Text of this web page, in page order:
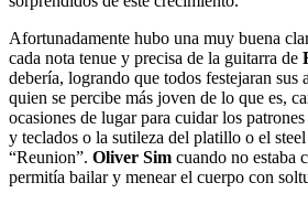
Afortunadamente hubo una muy buena
cada nota tenue y precisa de la guitarra de
debería, logrando que todos festejaran sus
quien se percibe más joven de lo que es,
ocasiones de lugar para cuidar los
y teclados o la sutileza del platillo o el
“Reunion”. Oliver Sim cuando no estaba
permitía bailar y menear el cuerpo con